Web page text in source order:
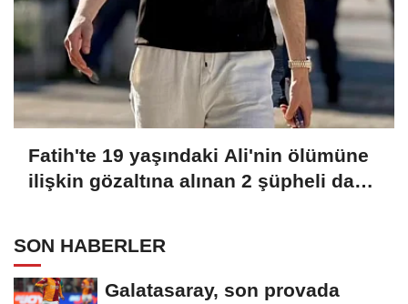
Fatih'te 19 yaşındaki Ali'nin ölümüne
ilişkin gözaltına alınan 2 şüpheli daha
SON HABERLER
Galatasaray, son provada